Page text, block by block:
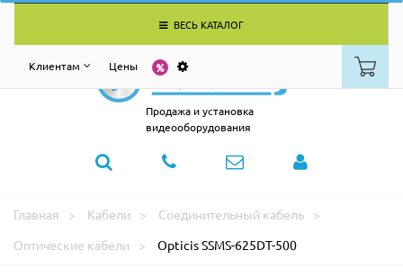
ВЕСЬ КАТАЛОГ
Клиентам Цены
Продажа и установка
видеооборудования
Главная Кабели
Соединительный кабель
Оптические кабели
Opticis SSMS-625DT-500